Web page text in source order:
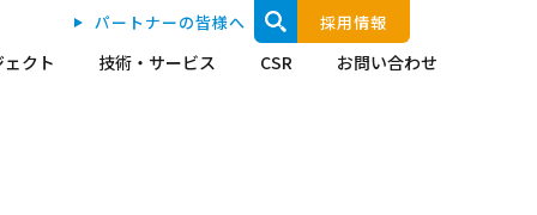
クト 技術・サービス CSR お問い合わせ
パートナーの皆様へ 採用情報